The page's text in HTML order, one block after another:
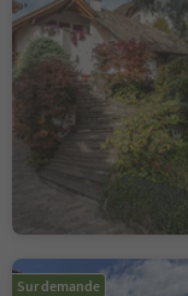
Sur demande